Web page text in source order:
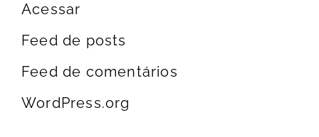
Acessar
Feed de posts
Feed de comentários
WordPress.org